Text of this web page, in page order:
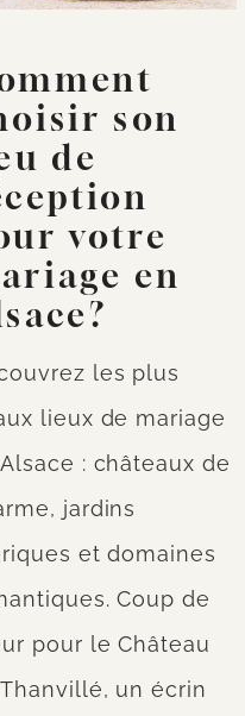
son
de
votre
en
les plus
lieux de mariage
: châteaux de
jardins
et domaines
Coup de
pour le Château
un écrin